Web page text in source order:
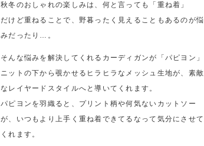
秋冬のおしゃれの楽しみは、何と言っても「重ね着」
だけど重ねることで、野暮ったく見えることもあるのが悩
みだったり…。
そんな悩みを解決してくれるカーディガンが「パピヨン」
ニットの下から覗かせるヒラヒラなメッシュ生地が、素敵
なレイヤードスタイルへと導いてくれます。
パピヨンを羽織ると、プリント柄や何気ないカットソー
が、いつもより上手く重ね着できてるなって気分にさせて
くれます。